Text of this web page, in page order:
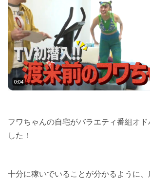
フワちゃんの自宅がバラエティ番組オド
した！
十分に稼いでいることが分かるように、